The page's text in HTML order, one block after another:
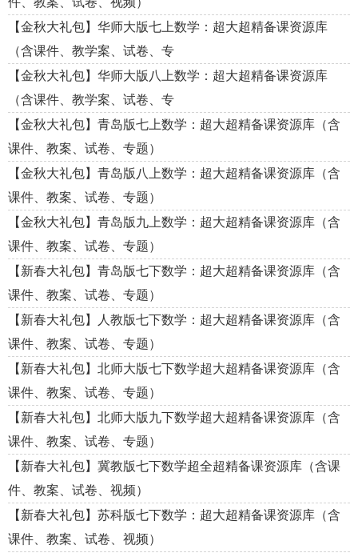
【金秋大礼包】华师大版七上数学：超大超精备课资源库
（含课件、教学案、试卷、专
【金秋大礼包】华师大版八上数学：超大超精备课资源库
（含课件、教学案、试卷、专
【金秋大礼包】青岛版七上数学：超大超精备课资源库（含
课件、教案、试卷、专题）
【金秋大礼包】青岛版八上数学：超大超精备课资源库（含
课件、教案、试卷、专题）
【金秋大礼包】青岛版九上数学：超大超精备课资源库（含
课件、教案、试卷、专题）
【新春大礼包】青岛版七下数学：超大超精备课资源库（含
课件、教案、试卷、专题）
【新春大礼包】人教版七下数学：超大超精备课资源库（含
课件、教案、试卷、专题）
【新春大礼包】北师大版七下数学超大超精备课资源库（含
课件、教案、试卷、专题）
【新春大礼包】北师大版九下数学超大超精备课资源库（含
课件、教案、试卷、专题）
【新春大礼包】冀教版七下数学超全超精备课资源库（含课
件、教案、试卷、视频）
【新春大礼包】苏科版七下数学：超大超精备课资源库（含
课件、教案、试卷、视频）